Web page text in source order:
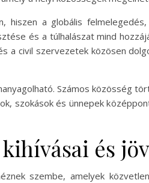
hiszen a globális
és a túlhalászat mind
a civil szervezetek közösen
Számos közösség
szokások és ünnepek
és
szembe, amelyek